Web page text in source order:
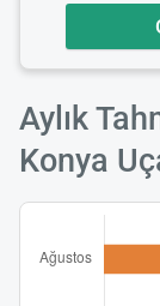
Aylık
Konya